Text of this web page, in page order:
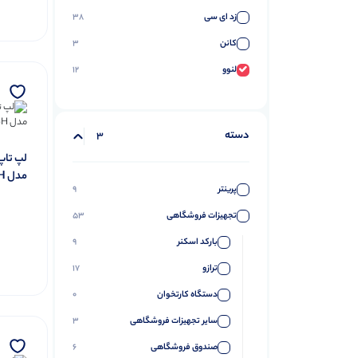
زد ای سی
38
کانن
3
لنوو
12
دسته 3
پرینتر
9
تجهیزات فروشگاهی
53
بارکد اسکنر
9
ترازو
17
دستگاه کارتخوان
0
سایر تجهیزات فروشگاهی
3
صندوق فروشگاهی
6
مدل G4-I7 13620H